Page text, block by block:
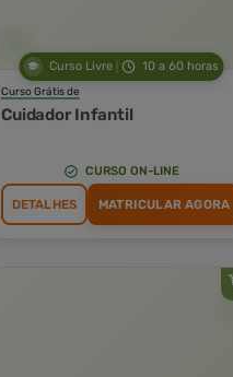
Curso Livre 10 a 60 horas
Curso Grátis de
Cuidador Infantil
CURSO ON-LINE
DETALHES MATRICULAR AGORA